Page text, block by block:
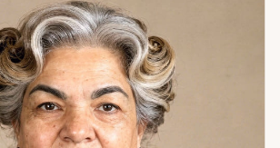
гармонию, изменилась внешне,
новые возможности. Стала уверенной
человек находит опору внутри себя —
ему переменами.